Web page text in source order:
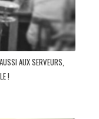
AUX SERVEURS,
!